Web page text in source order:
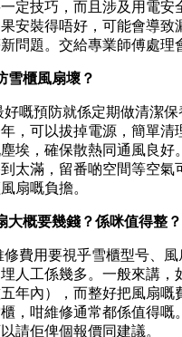
定技巧，而且涉及用電安
安裝得唔好，可能會導致
問題。交給專業師傅處理
雪櫃風扇壞？
好嘅預防就係定期做清潔
，可以拔掉電源，簡單清
埃，確保散熱同通風良好
太滿，留番啲空間等空氣
扇嘅負擔。
大概要幾錢？係咪值得整？
修費用要視乎雪櫃型号、
人工係幾多。一般來講，
五年內），而整好把風扇嘅
，咁維修通常都係值得嘅
請佢俾個報價同建議。